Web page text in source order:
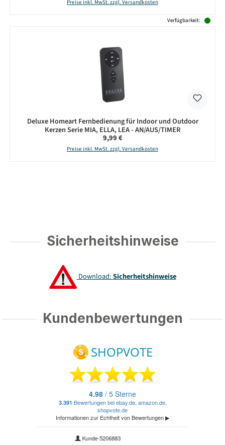
Preise inkl. MwSt. zzgl. Versandkosten
Verfügbarkeit:
Deluxe Homeart Fernbedienung für Indoor und Outdoor
Kerzen Serie MIA, ELLA, LEA - AN/AUS/TIMER
Regulärer Preis:
9,99 €
Preise inkl. MwSt. zzgl. Versandkosten
Sicherheitshinweise
Download:Sicherheitshinweise
Kundenbewertungen